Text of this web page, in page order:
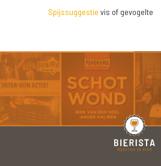
Spijssuggestie vis of gevogelte